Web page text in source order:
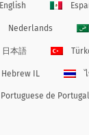
English
Nederlands
日本語
Hebrew IL
Portuguese de Portugal